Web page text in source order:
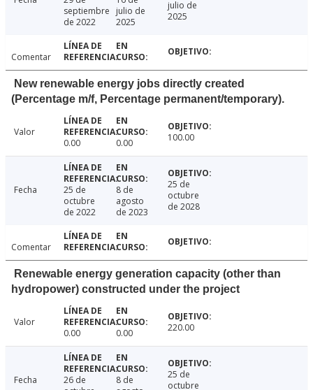
septiembre
de 2022
julio de
2025
julio de
2025
Comentar
New renewable energy jobs directly created
(Percentage m/f, Percentage permanent/temporary).
Valor
0.00
0.00 100.00
Fecha
25 de
octubre
de 2022
8 de
agosto
de 2023
25 de
octubre
de 2028
Comentar
Renewable energy generation capacity (other than
hydropower) constructed under the project
Valor
0.00
0.00 220.00
Fecha
26 de
8 de
25 de
octubre